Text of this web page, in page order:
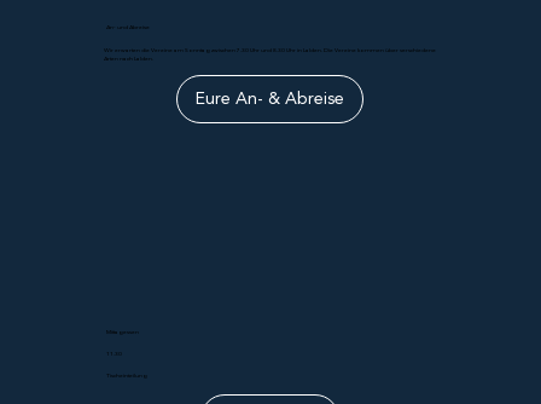
Mittagessen
11.30
Tischeinteilung
An- und Abreise
Wir erwarten die Vereine am Sonntag zwischen 7.30 Uhr und 8.30 Uhr in Lalden. Die Vereine kommen über verschiedene
Arten nach Lalden.
Eure An- & Abreise